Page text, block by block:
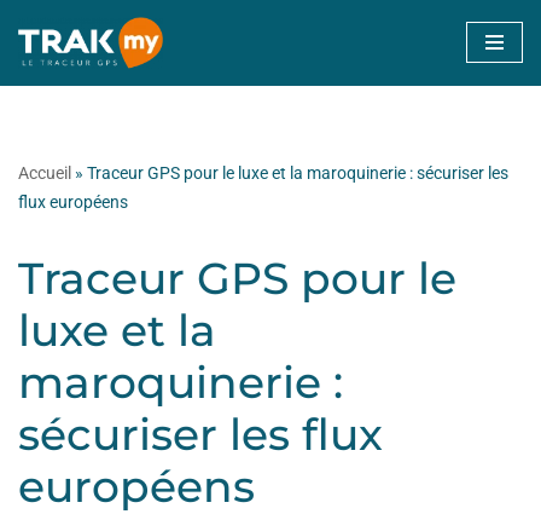
Aller
Accueil » Traceur GPS pour le luxe et la maroquinerie : sécuriser les
flux européens
Traceur GPS pour le
luxe et la
maroquinerie :
sécuriser les flux
européens